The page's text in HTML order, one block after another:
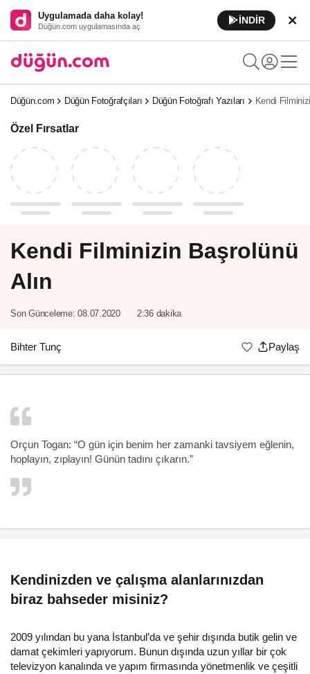
Uygulamada daha kolay!
Düğün.com uygulamasında aç
İNDİR
Düğün.com Düğün Fotoğrafçıları Düğün Fotoğrafı Yazıları Kendi
Özel Fırsatlar
Kendi Filminizin Başrolünü
Alın
Son Günceleme: 08.07.2020 2:36 dakika
Bihter Tunç Paylaş
Orçun Togan: “O gün için benim her zamanki tavsiyem eğlenin,
hoplayın, zıplayın! Günün tadını çıkarın.”
Kendinizden ve çalışma alanlarınızdan
biraz bahseder misiniz?
2009 yılından bu yana İstanbul’da ve şehir dışında butik gelin ve
damat çekimleri yapıyorum. Bunun dışında uzun yıllar bir çok
televizyon kanalında ve yapım firmasında yönetmenlik ve çeşitli